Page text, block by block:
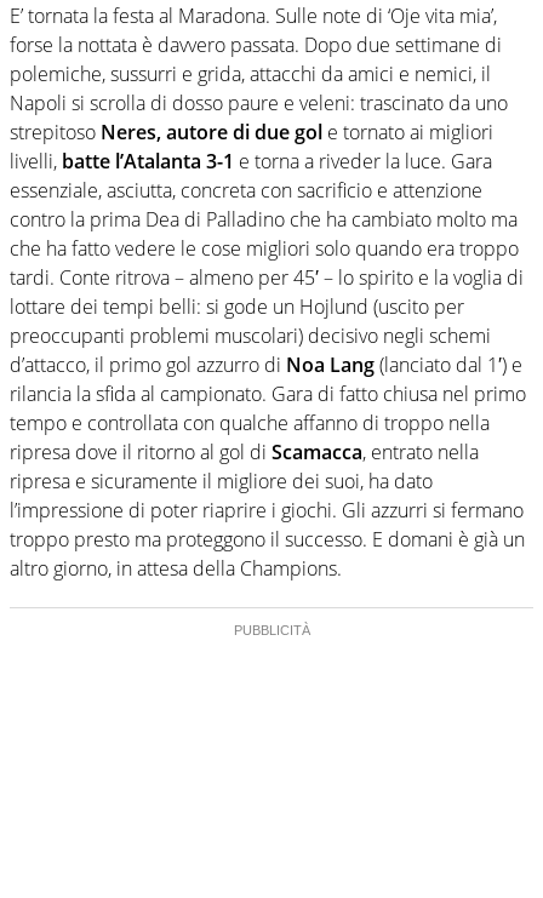
sfaccettature. Tocca l'apice quando ha modo di
concentrarsi sulle interviste ai grandi protagonisti
E’ tornata la festa al Maradona. Sulle note di ‘Oje vita mia’,
forse la nottata è davvero passata. Dopo due settimane di
polemiche, sussurri e grida, attacchi da amici e nemici, il
Napoli si scrolla di dosso paure e veleni: trascinato da uno
strepitoso Neres, autore di due gol e tornato ai migliori
livelli, batte l’Atalanta 3-1 e torna a riveder la luce. Gara
essenziale, asciutta, concreta con sacrificio e attenzione
contro la prima Dea di Palladino che ha cambiato molto ma
che ha fatto vedere le cose migliori solo quando era troppo
tardi. Conte ritrova – almeno per 45′ – lo spirito e la voglia di
lottare dei tempi belli: si gode un Hojlund (uscito per
preoccupanti problemi muscolari) decisivo negli schemi
d’attacco, il primo gol azzurro di Noa Lang(lanciato dal 1′) e
rilancia la sfida al campionato. Gara di fatto chiusa nel primo
tempo e controllata con qualche affanno di troppo nella
ripresa dove il ritorno al gol di Scamacca, entrato nella
ripresa e sicuramente il migliore dei suoi, ha dato
l’impressione di poter riaprire i giochi. Gli azzurri si fermano
troppo presto ma proteggono il successo. E domani è già un
altro giorno, in attesa della Champions.